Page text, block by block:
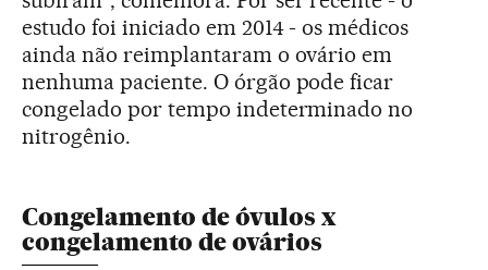
estudo foi iniciado em 2014 - os médicos
ainda não reimplantaram o ovário em
nenhuma paciente. O órgão pode ficar
congelado por tempo indeterminado no
nitrogênio.
Congelamento de óvulos x
congelamento de ovários